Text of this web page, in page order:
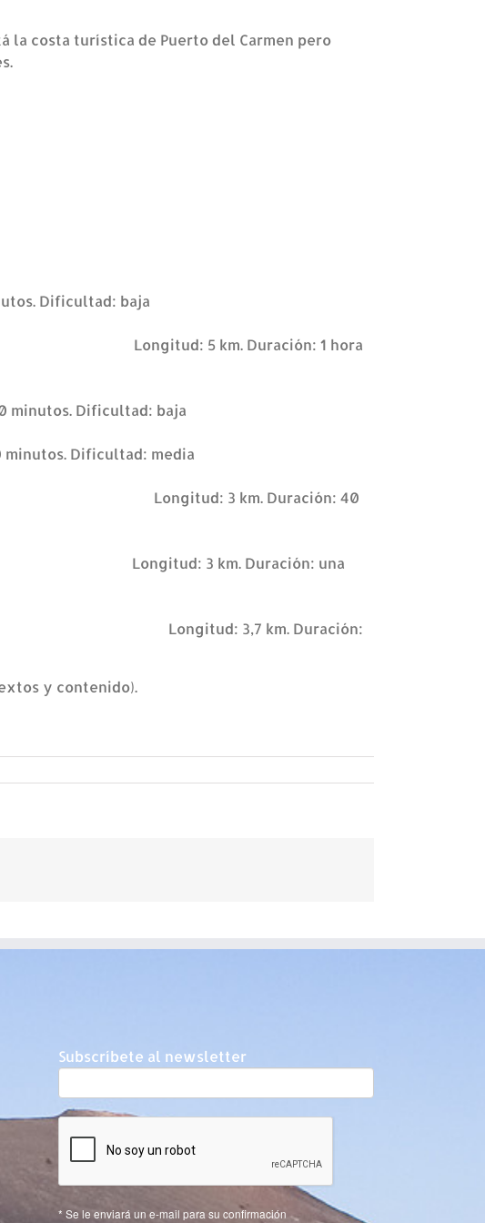
la costa turística de Puerto del Carmen pero
Dificultad: baja
Longitud: 5 km. Duración: 1 hora
minutos. Dificultad: baja
minutos. Dificultad: media
Blanca Longitud: 3 km. Duración: 40
Blanca Longitud: 3 km. Duración: una
del Hornillo)
Longitud: 3,7 km. Duración:
y contenido).
Subscríbete al newsletter